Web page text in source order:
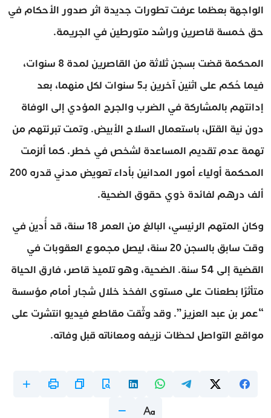
الواجهة بعظما عرفت تطورات جديدة اثر صدور الأحكام في
حق خمسة قاصرين وراشد متورطين في الجريمة.
المحكمة قضت بسجن ثلاثة من القاصرين لمدة 8 سنوات،
فيما حُكم على اثنين آخرين بـ5 سنوات لكل منهما، بعد
إدانتهم بالمشاركة في الضرب والجرح المؤدي إلى الوفاة
دون نية القتل، باستعمال السلاح الأبيض. وتمت تبرئتهم من
تهمة عدم تقديم المساعدة لشخص في خطر. كما ألزمت
المحكمة أولياء أمور المدانين بأداء تعويض مدني قدره 200
ألف درهم لفائدة ذوي حقوق الضحية.
وكان المتهم الرئيسي، البالغ من العمر 18 سنة، قد أُدين في
وقت سابق بالسجن 20 سنة، ليصل مجموع العقوبات في
القضية إلى 54 سنة. الضحية، وهو تلميذ قاصر، فارق الحياة
متأثرًا بطعنات على مستوى الفخذ خلال شجار أمام مؤسسة
“عمر بن عبد العزيز”. وقد وثّقت مقاطع فيديو انتشرت على
مواقع التواصل لحظات نزيفه ومعاناته قبل وفاته.